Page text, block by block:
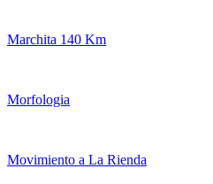
Marchita 140 Km
Morfologia
Movimiento a La Rienda